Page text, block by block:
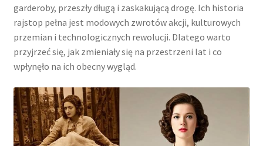
garderoby, przeszły długą i zaskakującą drogę. Ich historia
rajstop pełna jest modowych zwrotów akcji, kulturowych
przemian i technologicznych rewolucji. Dlatego warto
przyjrzeć się, jak zmieniały się na przestrzeni lat i co
wpłynęło na ich obecny wygląd.